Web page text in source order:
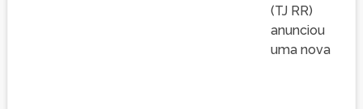
(TJ RR)
anunciou
uma nova